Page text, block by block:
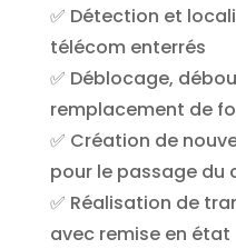
✅ Détection et
télécom enterrés
✅ Déblocage,
remplacement de
✅ Création de
pour le passage du
✅ Réalisation de
avec remise en état